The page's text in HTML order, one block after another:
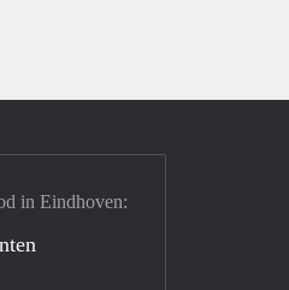
in Eindhoven: